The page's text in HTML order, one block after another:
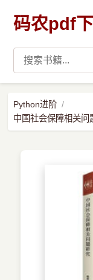
码农pdf
数据科学与人工智
Python进阶
中国社会保障相关问